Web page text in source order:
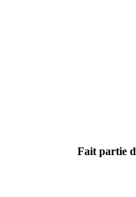
Fait partie